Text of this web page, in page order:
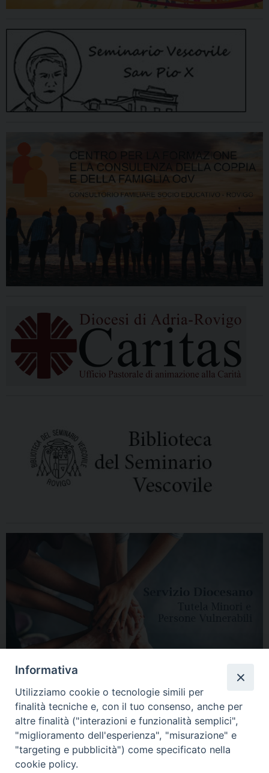
HOME DIOCESI VESCOVO CURIA VESCOVILE NEWS
Informativa
Utilizziamo cookie o tecnologie simili per
finalità tecniche e, con il tuo consenso, anche per
altre finalità ("interazioni e funzionalità semplici",
"miglioramento dell'esperienza", "misurazione" e
"targeting e pubblicità") come specificato nella
cookie policy.